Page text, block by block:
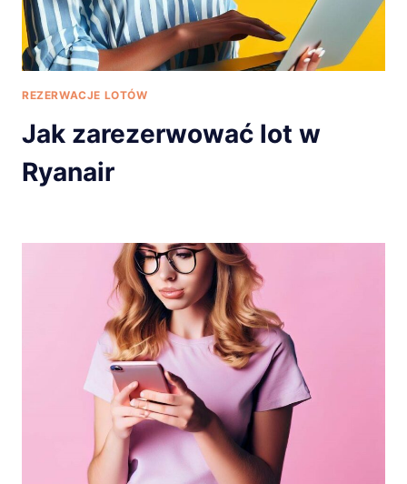
REZERWACJE LOTÓW
Jak zarezerwować lot w
Ryanair